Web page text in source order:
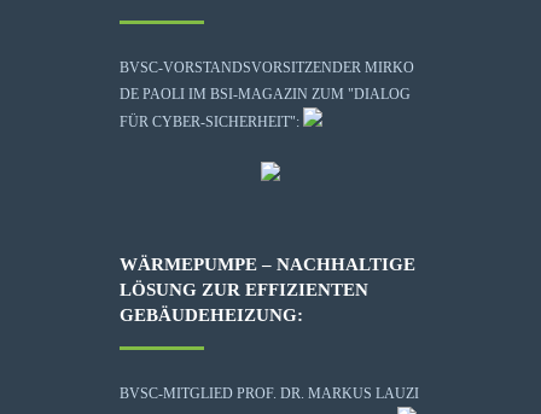
BVSC-VORSTANDSVORSITZENDER MIRKO
DE PAOLI IM BSI-MAGAZIN ZUM "DIALOG
FÜR CYBER-SICHERHEIT":
WÄRMEPUMPE – NACHHALTIGE
LÖSUNG ZUR EFFIZIENTEN
GEBÄUDEHEIZUNG:
BVSC-MITGLIED PROF. DR. MARKUS LAUZI